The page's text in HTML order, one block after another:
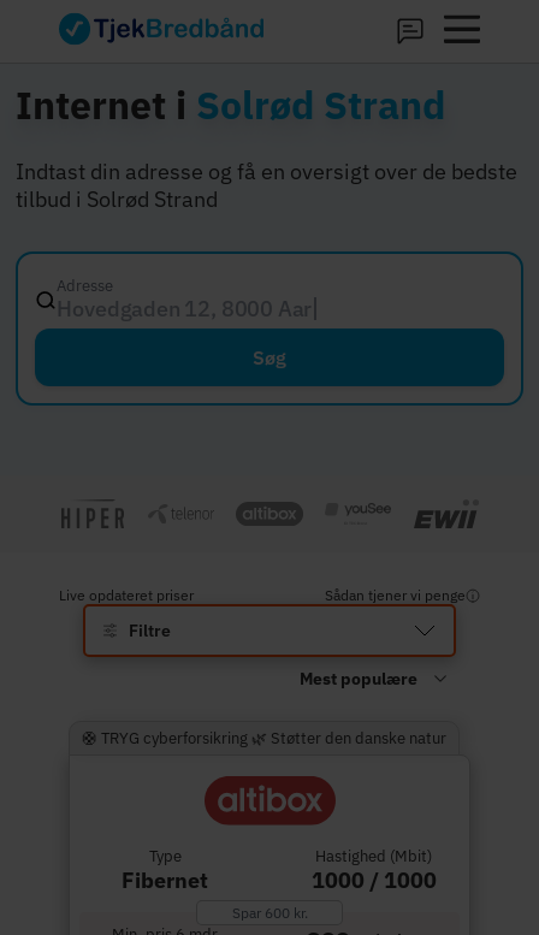
Internet i Solrød Strand
Indtast din adresse og få en oversigt over de bedste
tilbud i Solrød Strand
Adresse
Hovedgaden 12, 8000 Aarhus C
Søg
Live opdateret priser Sådan tjener vi penge
Filtre
🛟 TRYG cyberforsikring 🌿 Støtter den danske natur
Type
Fibernet
Hastighed (Mbit)
1000 / 1000
Spar 600 kr.